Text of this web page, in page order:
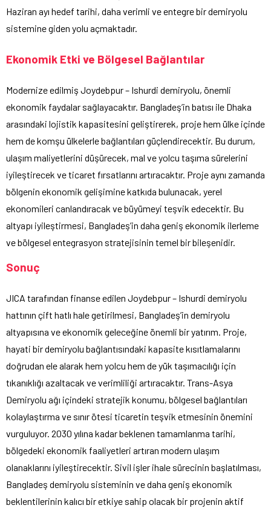
Haziran ayı hedef tarihi, daha verimli ve entegre bir demiryolu
sistemine giden yolu açmaktadır.
Ekonomik Etki ve Bölgesel Bağlantılar
Modernize edilmiş Joydebpur – Ishurdi demiryolu, önemli
ekonomik faydalar sağlayacaktır. Bangladeş’in batısı ile Dhaka
arasındaki lojistik kapasitesini geliştirerek, proje hem ülke içinde
hem de komşu ülkelerle bağlantıları güçlendirecektir. Bu durum,
ulaşım maliyetlerini düşürecek, mal ve yolcu taşıma sürelerini
iyileştirecek ve ticaret fırsatlarını artıracaktır. Proje aynı zamanda
bölgenin ekonomik gelişimine katkıda bulunacak, yerel
ekonomileri canlandıracak ve büyümeyi teşvik edecektir. Bu
altyapı iyileştirmesi, Bangladeş’in daha geniş ekonomik ilerleme
ve bölgesel entegrasyon stratejisinin temel bir bileşenidir.
Sonuç
JICA tarafından finanse edilen Joydebpur – Ishurdi demiryolu
hattının çift hatlı hale getirilmesi, Bangladeş’in demiryolu
altyapısına ve ekonomik geleceğine önemli bir yatırım. Proje,
hayati bir demiryolu bağlantısındaki kapasite kısıtlamalarını
doğrudan ele alarak hem yolcu hem de yük taşımacılığı için
tıkanıklığı azaltacak ve verimliliği artıracaktır. Trans-Asya
Demiryolu ağı içindeki stratejik konumu, bölgesel bağlantıları
kolaylaştırma ve sınır ötesi ticaretin teşvik etmesinin önemini
vurguluyor. 2030 yılına kadar beklenen tamamlanma tarihi,
bölgedeki ekonomik faaliyetleri artıran modern ulaşım
olanaklarını iyileştirecektir. Sivil işler ihale sürecinin başlatılması,
Bangladeş demiryolu sisteminin ve daha geniş ekonomik
beklentilerinin kalıcı bir etkiye sahip olacak bir projenin aktif